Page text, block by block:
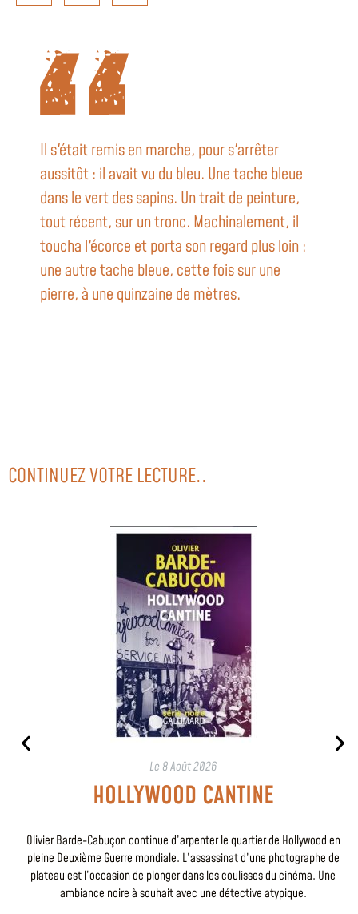
Il s'était remis en marche, pour s'arrêter
aussitôt : il avait vu du bleu. Une tache bleue
dans le vert des sapins. Un trait de peinture,
tout récent, sur un tronc. Machinalement, il
toucha l'écorce et porta son regard plus loin :
une autre tache bleue, cette fois sur une
pierre, à une quinzaine de mètres.
CONTINUEZ VOTRE LECTURE..
Le 8 Août 2026
HOLLYWOOD CANTINE
Olivier Barde-Cabuçon continue d’arpenter le quartier de Hollywood en
pleine Deuxième Guerre mondiale. L’assassinat d’une photographe de
plateau est l’occasion de plonger dans les coulisses du cinéma. Une
ambiance noire à souhait avec une détective atypique.